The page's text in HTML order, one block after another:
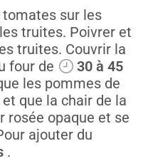
tomates sur les
truites. Poivrer et
truites. Couvrir la
four de
30 à 45
les pommes de
que la chair de la
rosée opaque et se
ajouter du
.